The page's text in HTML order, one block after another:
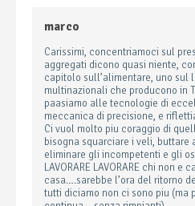
marco
Carissimi, concentriamoci sul
aggregati dicono quasi niente,
capitolo sull’alimentare, uno sul
multinazionali che producono in
paasiamo alle tecnologie di
meccanica di precisione, e
Ci vuol molto piu coraggio di
bisogna squarciare i veli, buttare
eliminare gli incompetenti e gli
LAVORARE LAVORARE chi non e
casa….sarebbe l’ora del ritorno
tutti diciamo non ci sono piu (ma